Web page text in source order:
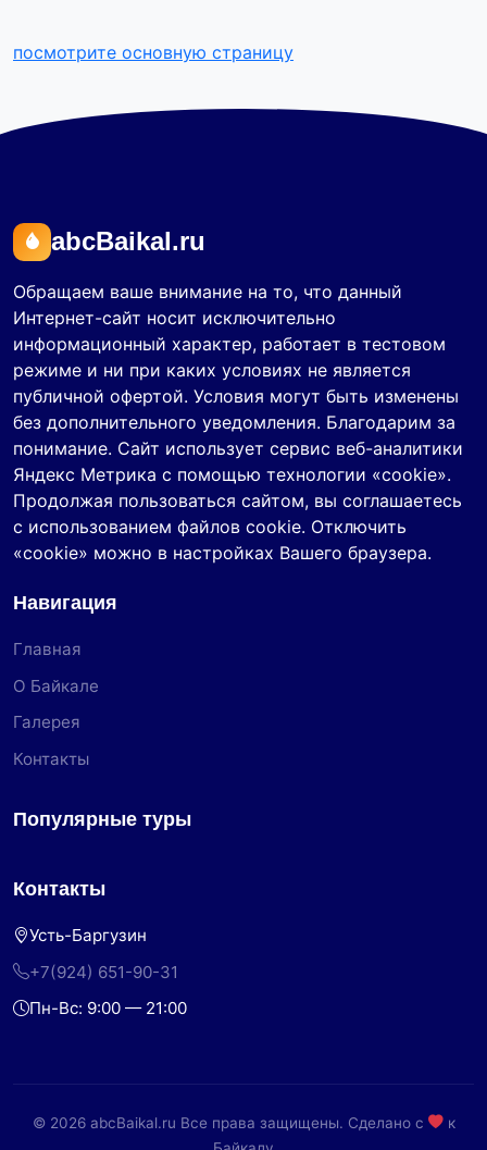
посмотрите основную страницу
abcBaikal.ru
Обращаем ваше внимание на то, что данный
Интернет-сайт носит исключительно
информационный характер, работает в тестовом
режиме и ни при каких условиях не является
публичной офертой. Условия могут быть изменены
без дополнительного уведомления. Благодарим за
понимание. Сайт использует сервис веб-аналитики
Яндекс Метрика с помощью технологии «cookie».
Продолжая пользоваться сайтом, вы соглашаетесь
с использованием файлов cookie. Отключить
«cookie» можно в настройках Вашего браузера.
Навигация
Главная
О Байкале
Галерея
Контакты
Популярные туры
Контакты
Усть-Баргузин
+7(924) 651-90-31
Пн-Вс: 9:00 — 21:00
© 2026 abcBaikal.ru Все права защищены. Сделано с
к